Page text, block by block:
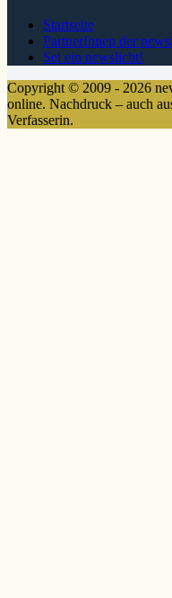
Startseite
PartnerInnen der
Sei ein newslicht!
Copyright © 2009 - 2026
online. Nachdruck – auch
Verfasserin.